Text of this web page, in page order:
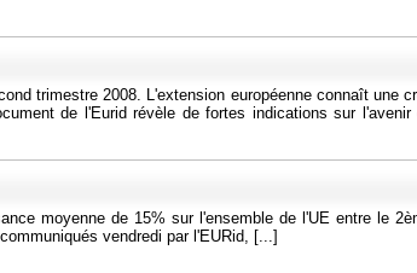
trimestre 2008. L'extension européenne connaît une
de l'Eurid révèle de fortes indications sur l'avenir
moyenne de 15% sur l'ensemble de l'UE entre le
vendredi par l'EURid, [...]